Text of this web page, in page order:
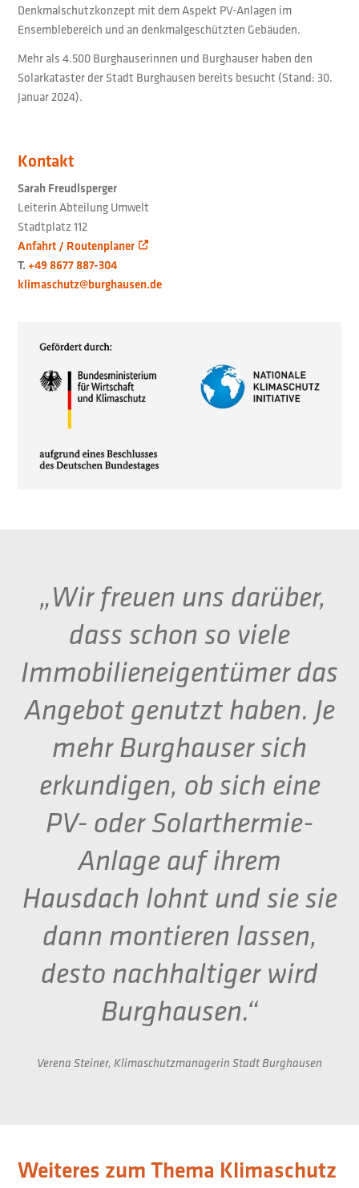
Denkmalschutzkonzept mit dem Aspekt PV-Anlagen im
Ensemblebereich und an denkmalgeschützten Gebäuden.
Mehr als 4.500 Burghauserinnen und Burghauser haben den
Solarkataster der Stadt Burghausen bereits besucht (Stand: 30.
Januar 2024).
Kontakt
Sarah Freudlsperger
Leiterin Abteilung Umwelt
Stadtplatz 112
Anfahrt / Routenplaner
T.+49 8677 887-304
klimaschutz@burghausen.de
„Wir freuen uns darüber,
dass schon so viele
Immobilieneigentümer das
Angebot genutzt haben. Je
mehr Burghauser sich
erkundigen, ob sich eine
PV- oder Solarthermie-
Anlage auf ihrem
Hausdach lohnt und sie sie
dann montieren lassen,
desto nachhaltiger wird
Burghausen.“
Verena Steiner, Klimaschutzmanagerin Stadt Burghausen
Weiteres zum Thema Klimaschutz